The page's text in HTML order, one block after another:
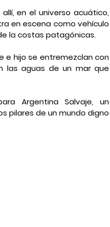
en el universo acuático,
en escena como vehículo
la costas patagónicas.
e hijo se entremezclan con
las aguas de un mar que
Argentina Salvaje, un
pilares de un mundo digno